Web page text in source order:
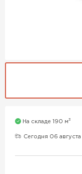
На складе 190 м3
Сегодня 06